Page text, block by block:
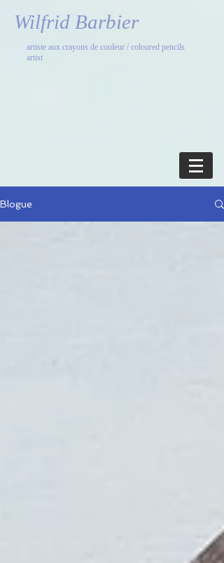
Wilfrid Barbier
artiste aux crayons de couleur / coloured pencils
artist
Blogue